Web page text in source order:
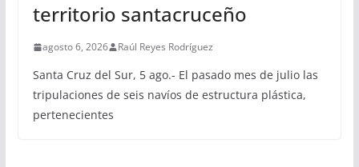
territorio santacruceño
agosto 6, 2026 Raúl Reyes Rodríguez
Santa Cruz del Sur, 5 ago.- El pasado mes de julio las
tripulaciones de seis navíos de estructura plástica,
pertenecientes